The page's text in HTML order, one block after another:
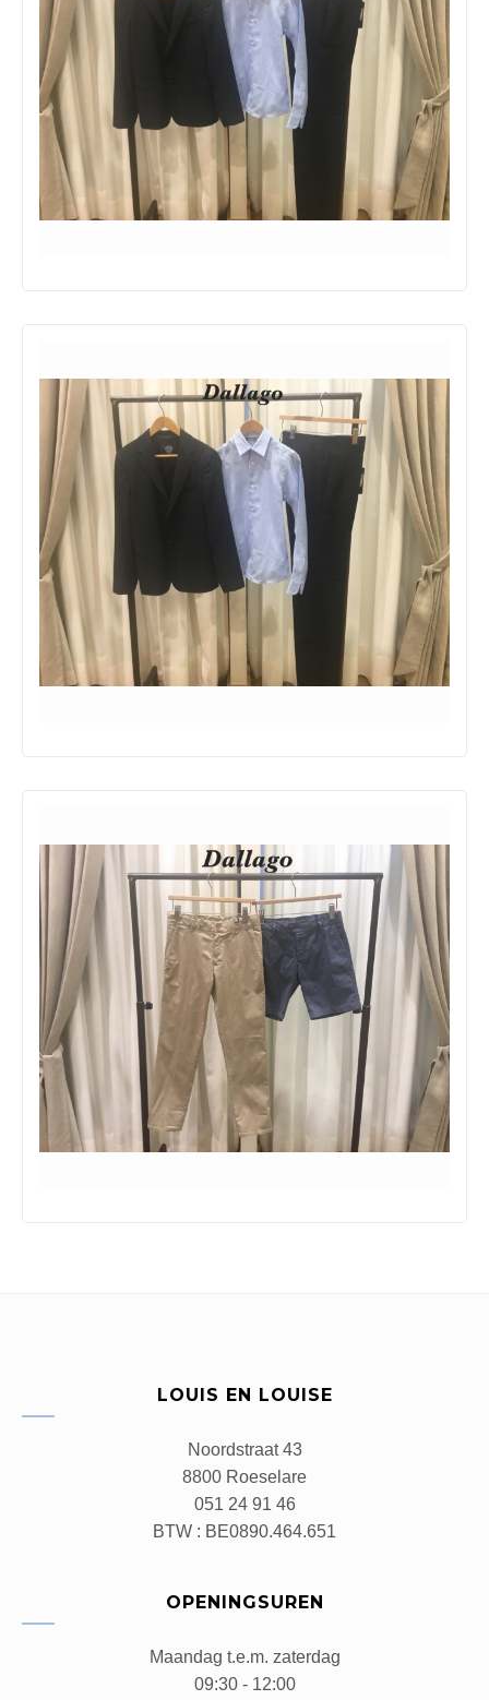
LOUIS EN LOUISE
Noordstraat 43
8800 Roeselare
051 24 91 46
BTW : BE0890.464.651
OPENINGSUREN
Maandag t.e.m. zaterdag
09:30 - 12:00